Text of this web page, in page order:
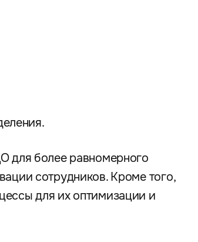
для более равномерного
сотрудников. Кроме того,
для их оптимизации и